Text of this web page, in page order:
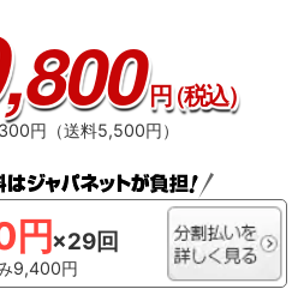
,800円（税込）
円（送料5,500円）
円×29回
9,400円